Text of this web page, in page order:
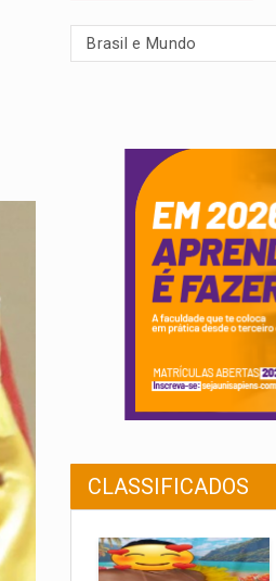
CLASSIFICADOS